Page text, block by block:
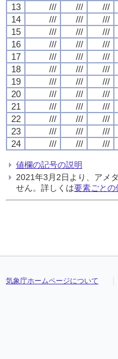
13
/// /// ///
14
/// /// ///
15
/// /// ///
16
/// /// ///
17
/// /// ///
18
/// /// ///
19
/// /// ///
20
/// /// ///
21
/// /// ///
22
/// /// ///
23
/// /// ///
24
/// /// ///
値欄の記号の説明
2021年3月2日より、アメ
せん。詳しくは要素ごとの
気象庁ホームページについて